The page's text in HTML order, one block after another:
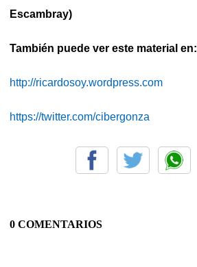
Escambray)
También puede ver este material en:
http://ricardosoy.wordpress.com
https://twitter.com/cibergonza
0 COMENTARIOS